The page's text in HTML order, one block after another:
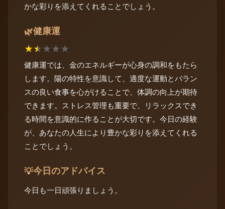
かな彩りを添えてくれることでしょう。
🌿健康運
★★★★★
健康運では、金のエネルギーが心身の調和をもたら
します。陽の特性を意識して、適度な運動とバラン
スの良い食事を心がけることで、体調の向上が期待
できます。ストレス管理も重要で、リラックスでき
る時間を意識的に作ることが大切です。今日の経験
が、あなたの人生により豊かな彩りを添えてくれる
ことでしょう。
💡今日のアドバイス
今日も一日頑張りましょう。